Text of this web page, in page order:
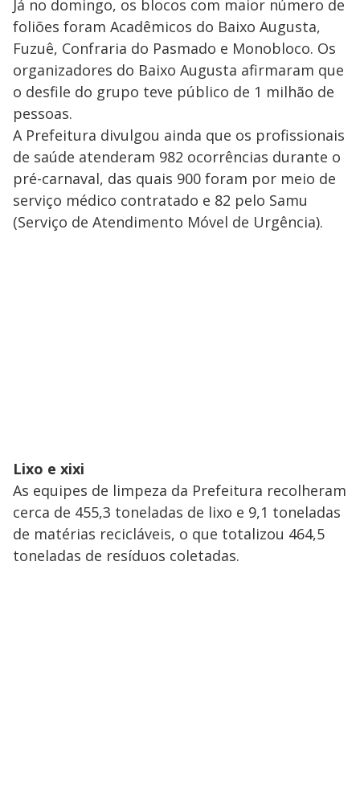
Já no domingo, os blocos com maior número de
foliões foram Acadêmicos do Baixo Augusta,
Fuzuê, Confraria do Pasmado e Monobloco. Os
organizadores do Baixo Augusta afirmaram que
o desfile do grupo teve público de 1 milhão de
pessoas.
A Prefeitura divulgou ainda que os profissionais
de saúde atenderam 982 ocorrências durante o
pré-carnaval, das quais 900 foram por meio de
serviço médico contratado e 82 pelo Samu
(Serviço de Atendimento Móvel de Urgência).
Lixo e xixi
As equipes de limpeza da Prefeitura recolheram
cerca de 455,3 toneladas de lixo e 9,1 toneladas
de matérias recicláveis, o que totalizou 464,5
toneladas de resíduos coletadas.